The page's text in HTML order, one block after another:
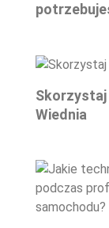
Skorzystaj
Wiednia